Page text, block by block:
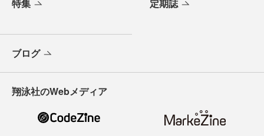
特集 定期誌
ブログ
翔泳社のWebメディア